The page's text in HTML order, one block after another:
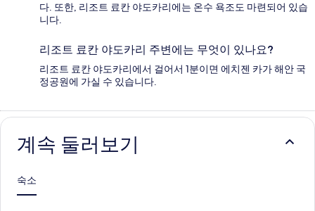
다. 또한, 리조트 료칸 야도카리에는 온수 욕조도 마련되어 있습
니다.
리조트 료칸 야도카리 주변에는 무엇이 있나요?
리조트 료칸 야도카리에서 걸어서 1분이면 에치젠 카가 해안 국
정공원에 가실 수 있습니다.
계속 둘러보기
숙소